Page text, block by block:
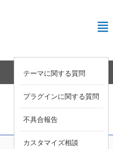
テーマに関する質問
プラグインに関する質問
不具合報告
カスタマイズ相談